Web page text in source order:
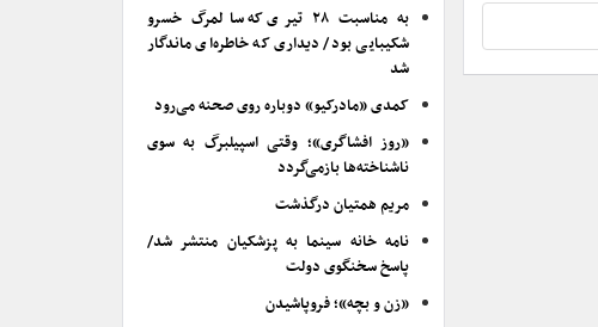
به مناسبت ۲۸ تیری که سالمرگ خسرو
شکیبایی بود/ دیداری که خاطره‌ای ماندگار
شد
کمدی «مادرکیو» دوباره روی صحنه می‌رود
«روز افشاگری»؛ وقتی اسپیلبرگ به سوی
ناشناخته‌ها بازمی‌گردد
مریم همتیان درگذشت
نامه خانه سینما به پزشکیان منتشر شد/
پاسخ سخنگوی دولت
«زن و بچه»؛ فروپاشیدن